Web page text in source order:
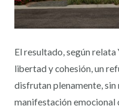
El resultado, según
libertad y cohesión, un
disfrutan plenamente, sin
manifestación emocional